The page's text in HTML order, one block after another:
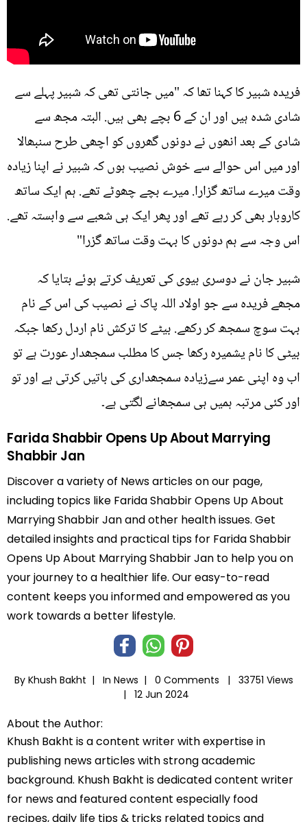
فریدہ شبیر کا کہنا تھا کہ "میں جانتی تھی کہ شبیر پہلے سے
شادی شدہ ہیں اور ان کے 6 بچے بھی ہیں. البتہ مجھ سے
شادی کے بعد انھوں نے دونوں گھروں کو اچھی طرح سنبھالا
اور میں اس حوالے سے خوش نصیب ہوں کہ شبیر نے اپنا زیادہ
وقت میرے ساتھ گزارا. میرے بچے چھوٹے تھے. ہم ایک ساتھ
کاروبار بھی کر رہے تھے اور پھر ایک ہی شعبے سے وابستہ تھے.
اس وجہ سے ہم دونوں کا بہت وقت ساتھ گزرا"
شبیر جان نے دوسری بیوی کی تعریف کرتے ہوئے بتایا کہ
مجھے فریدہ سے جو اولاد اللہ پاک نے نصیب کی اس کے نام
بہت سوچ سمجھ کر رکھے. بیٹے کا ترکش نام اردل رکھا جبکہ
بیٹی کا نام یشمیرہ رکھا جس کا مطلب سمجھدار عورت ہے تو
اب وہ اپنی عمر سےزیادہ سمجھداری کی باتیں کرتی ہے اور تو
اور کئی مرتبہ ہمیں ہی سمجھانے لگتی ہے۔
Farida Shabbir Opens Up About Marrying
Shabbir Jan
Discover a variety of News articles on our page,
including topics like Farida Shabbir Opens Up About
Marrying Shabbir Jan and other health issues. Get
detailed insights and practical tips for Farida Shabbir
Opens Up About Marrying Shabbir Jan to help you on
your journey to a healthier life. Our easy-to-read
content keeps you informed and empowered as you
work towards a better lifestyle.
By Khush Bakht | In News | 0 Comments |
33751 Views
|
12 Jun 2024
About the Author:
Khush Bakht is a content writer with expertise in
publishing news articles with strong academic
background. Khush Bakht is dedicated content writer
for news and featured content especially food
recipes, daily life tips & tricks related topics and